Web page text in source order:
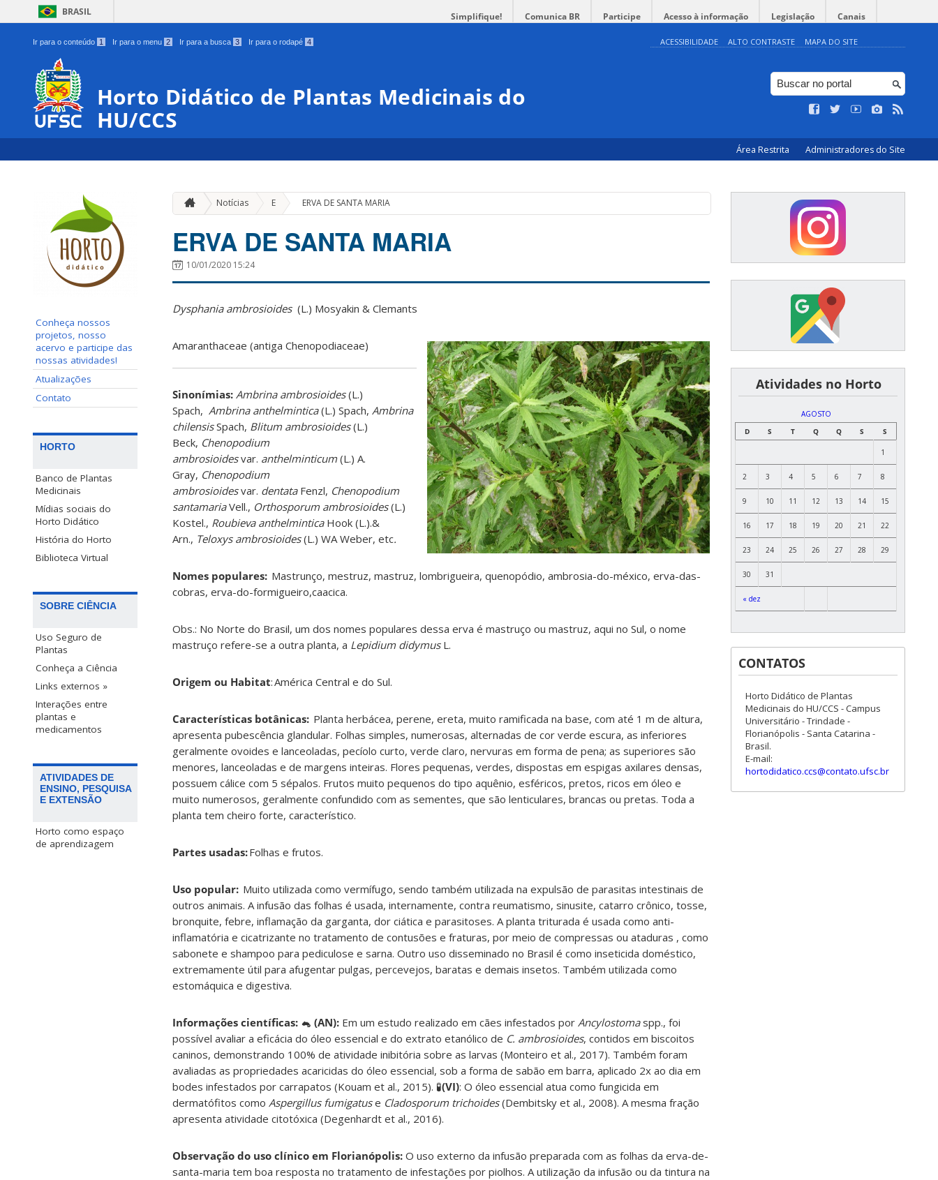
BRASIL Simplifique! Comunica BR Participe Acesso à informação Legislação Canais
Ir para o conteúdo 1 Ir para o menu 2 Ir para a busca 3 Ir para o rodapé 4 ACESSIBILIDADE ALTO CONTRASTE MAPA DO SITE
Horto Didático de Plantas Medicinais do
HU/CCS
Área Restrita Administradores do Site
Conheça nossos
projetos, nosso
acervo e participe das
nossas atividades!
Atualizações
Contato
HORTO
Banco de Plantas
Medicinais
Mídias sociais do
Horto Didático
História do Horto
Biblioteca Virtual
SOBRE CIÊNCIA
Uso Seguro de
Plantas
Conheça a Ciência
Links externos »
Interações entre
plantas e
medicamentos
ATIVIDADES DE
ENSINO, PESQUISA
E EXTENSÃO
Horto como espaço
de aprendizagem
Notícias E » ERVA DE SANTA MARIA
ERVA DE SANTA MARIA
10/01/2020 15:24
Dysphania ambrosioides(L.) Mosyakin & Clemants
Amaranthaceae (antiga Chenopodiaceae)
Sinonímias: Ambrina ambrosioides(L.)
Spach, Ambrina anthelmintica(L.) Spach, Ambrina
chilensisSpach, Blitum ambrosioides(L.)
Beck, Chenopodium
ambrosioidesvar. anthelminticum (L.) A.
Gray, Chenopodium
ambrosioidesvar. dentataFenzl, Chenopodium
santamariaVell., Orthosporum ambrosioides(L.)
Kostel., Roubieva anthelminticaHook (L.).&
Arn., Teloxys ambrosioides(L.) WA Weber, etc.
Nomes populares: Mastrunço, mestruz, mastruz, lombrigueira, quenopódio, ambrosia-do-méxico, erva-das-
cobras, erva-do-formigueiro,caacica.
Obs.: No Norte do Brasil, um dos nomes populares dessa erva é mastruço ou mastruz, aqui no Sul, o nome
mastruço refere-se a outra planta, a Lepidium didymusL.
Origem ou Habitat: América Central e do Sul.
Características botânicas: Planta herbácea, perene, ereta, muito ramificada na base, com até 1 m de altura,
apresenta pubescência glandular. Folhas simples, numerosas, alternadas de cor verde escura, as inferiores
geralmente ovoides e lanceoladas, pecíolo curto, verde claro, nervuras em forma de pena; as superiores são
menores, lanceoladas e de margens inteiras. Flores pequenas, verdes, dispostas em espigas axilares densas,
possuem cálice com 5 sépalos. Frutos muito pequenos do tipo aquênio, esféricos, pretos, ricos em óleo e
muito numerosos, geralmente confundido com as sementes, que são lenticulares, brancas ou pretas. Toda a
planta tem cheiro forte, característico.
Partes usadas:Folhas e frutos.
Uso popular: Muito utilizada como vermífugo, sendo também utilizada na expulsão de parasitas intestinais de
outros animais. A infusão das folhas é usada, internamente, contra reumatismo, sinusite, catarro crônico, tosse,
bronquite, febre, inflamação da garganta, dor ciática e parasitoses. A planta triturada é usada como anti-
inflamatória e cicatrizante no tratamento de contusões e fraturas, por meio de compressas ou ataduras , como
sabonete e shampoo para pediculose e sarna. Outro uso disseminado no Brasil é como inseticida doméstico,
extremamente útil para afugentar pulgas, percevejos, baratas e demais insetos. Também utilizada como
estomáquica e digestiva.
Informações científicas: 🐁 (AN): Em um estudo realizado em cães infestados por Ancylostomaspp., foi
possível avaliar a eficácia do óleo essencial e do extrato etanólico de C. ambrosioides, contidos em biscoitos
caninos, demonstrando 100% de atividade inibitória sobre as larvas (Monteiro et al., 2017). Também foram
avaliadas as propriedades acaricidas do óleo essencial, sob a forma de sabão em barra, aplicado 2x ao dia em
bodes infestados por carrapatos (Kouam et al., 2015). 🧪(VI): O óleo essencial atua como fungicida em
dermatófitos como Aspergillus fumigatuse Cladosporum trichoides(Dembitsky et al., 2008). A mesma fração
apresenta atividade citotóxica (Degenhardt et al., 2016).
Observação do uso clínico em Florianópolis: O uso externo da infusão preparada com as folhas da erva-de-
santa-maria tem boa resposta no tratamento de infestações por piolhos. A utilização da infusão ou da tintura na
͏ ͏ ͏ ͏ ͏ ͏Atividades no Horto
AGOSTO
D
S T Q Q S S
« dez
1
2 3 4 5 6 7 8
9 10 11 12 13 14 15
16 17 18 19 20 21 22
23 24 25 26 27 28 29
30 31
CONTATOS
Horto Didático de Plantas
Medicinais do HU/CCS - Campus
Universitário - Trindade -
Florianópolis - Santa Catarina -
Brasil.
E-mail:
hortodidatico.ccs@contato.ufsc.br